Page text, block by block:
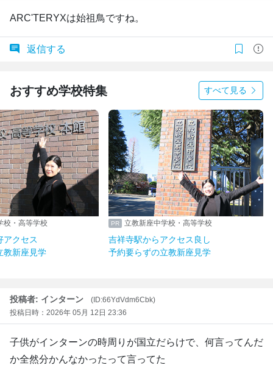
ARC'TERYXは始祖鳥ですね。
返信する
おすすめ学校特集 すべて見る
校・高等学校
アクセス
教新座見学
立教新座中学校・高等学校
吉祥寺駅からアクセス良し
予約要らずの立教新座見学
投稿者: インターン
(ID:66YdVdm6Cbk)
投稿日時：2026年 05月 12日 23:36
子供がインターンの時周りが国立だらけで、何言ってんだ
か全然分かんなかったって言ってた